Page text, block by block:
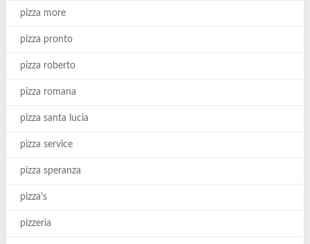
pizza more
pizza pronto
pizza roberto
pizza romana
pizza santa lucia
pizza service
pizza speranza
pizza's
pizzeria